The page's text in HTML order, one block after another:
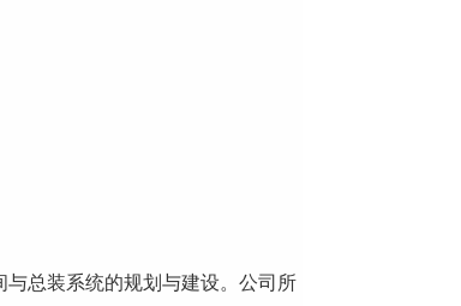
总装系统的规划与建设。公司所